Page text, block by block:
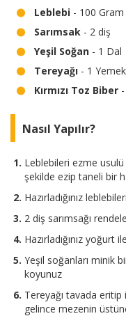
Leblebi - 100 Gram
Sarımsak - 2 diş
Yeşil Soğan - 1 Dal
Tereyağı - 1 Yemek
Kırmızı Toz Biber
Nasıl Yapılır?
Leblebileri ezme usulü
şekilde ezip taneli bir
Hazırladığınız
2 diş sarımsağı
Hazırladığınız yoğurt
Yeşil soğanları minik
koyunuz
Tereyağı tavada
gelince mezenin